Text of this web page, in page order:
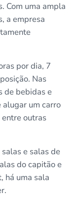
Com uma ampla
a empresa
por dia, 7
Nas
de bebidas e
um carro
outras
e salas de
do capitão e
há uma sala